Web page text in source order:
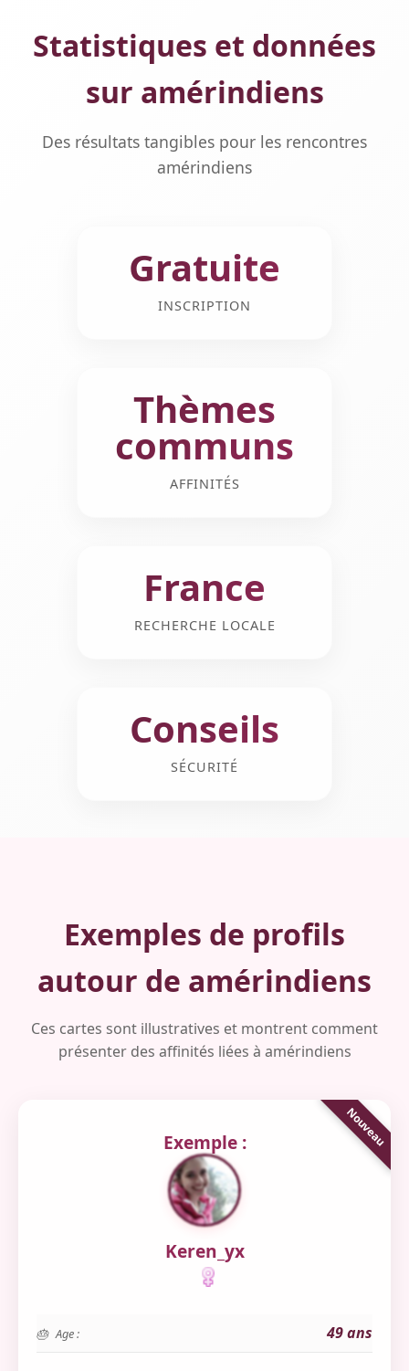
Statistiques et données
sur amérindiens
Des résultats tangibles pour les rencontres
amérindiens
Gratuite
INSCRIPTION
Thèmes
communs
AFFINITÉS
France
RECHERCHE LOCALE
Conseils
SÉCURITÉ
Exemples de profils
autour de amérindiens
Ces cartes sont illustratives et montrent comment
présenter des affinités liées à amérindiens
Exemple :
Keren_yx
Age : 49 ans